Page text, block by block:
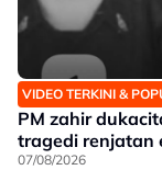
VIDEO TERKINI &
PM zahir
tragedi renjatan
07/08/2026